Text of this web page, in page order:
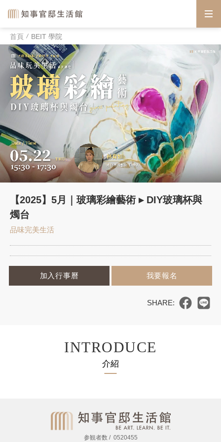
首頁 BEIT 學院
【2025】5月｜玻璃彩繪藝術 ▸ DIY玻璃杯與
燭台
品味完美生活
加入行事曆 我要報名
INTRODUCE
介紹
参観者数 0520455